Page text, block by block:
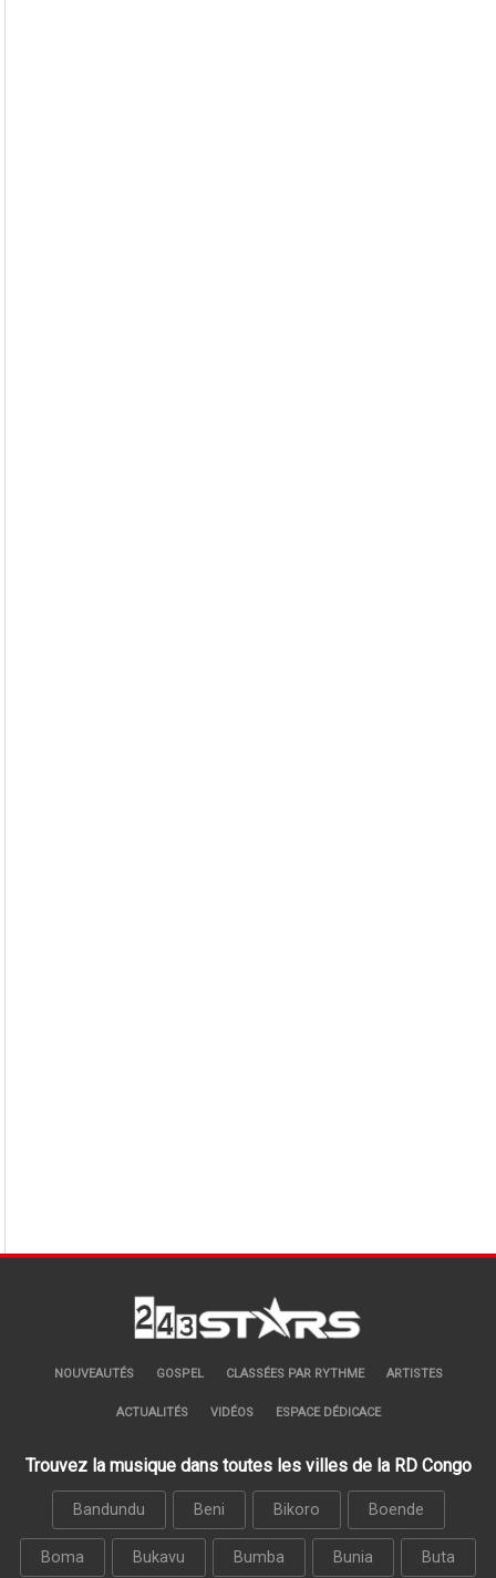
NOUVEAUTÉS GOSPEL CLASSÉES PAR RYTHME ARTISTES
ACTUALITÉS VIDÉOS ESPACE DÉDICACE
Trouvez la musique dans toutes les villes de la RD Congo
Bandundu Beni Bikoro Boende
Boma Bukavu Bumba Bunia Buta